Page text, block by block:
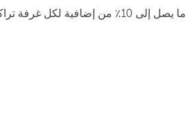
ما يصل إلى 10٪ من إضافية لكل غرفة تراكم